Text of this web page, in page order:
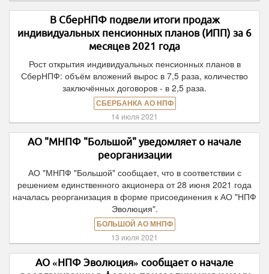
В СберНПФ подвели итоги продаж
индивидуальных пенсионных планов (ИПП) за 6
месяцев 2021 года
Рост открытия индивидуальных пенсионных планов в
СберНПФ: объём вложений вырос в 7,5 раза, количество
заключённых договоров - в 2,5 раза.
СБЕРБАНКА АО НПФ
14 июля 2021
АО "МНПФ "Большой" уведомляет о начале
реорганизации
АО "МНПФ "Большой" сообщает, что в соответствии с
решением единственного акционера от 28 июня 2021 года
началась реорганизация в форме присоединения к АО "НПФ
Эволюция".
БОЛЬШОЙ АО МНПФ
13 июля 2021
АО «НПФ Эволюция» сообщает о начале